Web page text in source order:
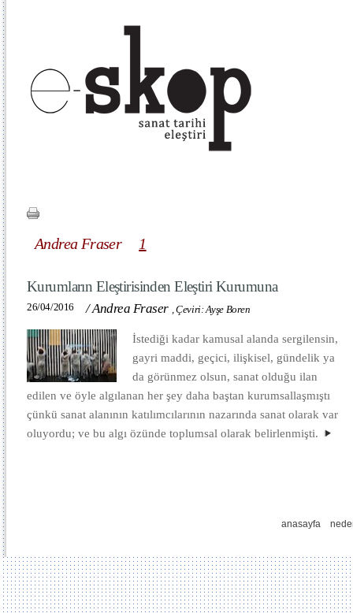
Andrea Fraser 1
Kurumların Eleştirisinden Eleştiri Kurumuna
26/04/2016 /Andrea Fraser ,Çeviri: Ayşe Boren
İstediği kadar kamusal alanda sergilensin,
gayri maddi, geçici, ilişkisel, gündelik ya
da görünmez olsun, sanat olduğu ilan
edilen ve öyle algılanan her şey daha baştan kurumsallaşmıştı
çünkü sanat alanının katılımcılarının nazarında sanat olarak var
oluyordu; ve bu algı özünde toplumsal olarak belirlenmişti.
anasayfa